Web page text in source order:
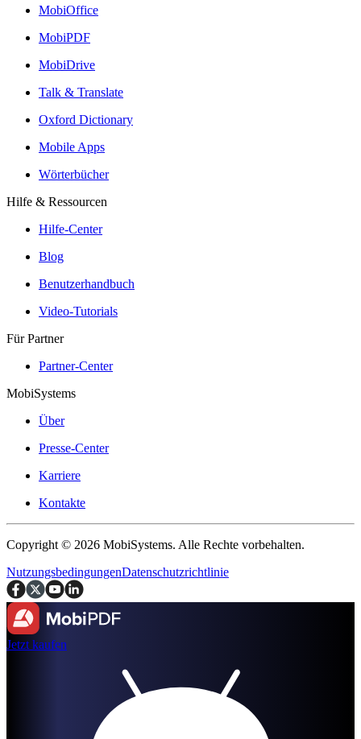
MobiOffice
MobiPDF
MobiDrive
Talk & Translate
Oxford Dictionary
Mobile Apps
Wörterbücher
Hilfe & Ressourcen
Hilfe-Center
Blog
Benutzerhandbuch
Video-Tutorials
Für Partner
Partner-Center
MobiSystems
Über
Presse-Center
Karriere
Kontakte
Copyright © 2026 MobiSystems. Alle Rechte vorbehalten.
NutzungsbedingungenDatenschutzrichtlinie
Jetzt kaufen